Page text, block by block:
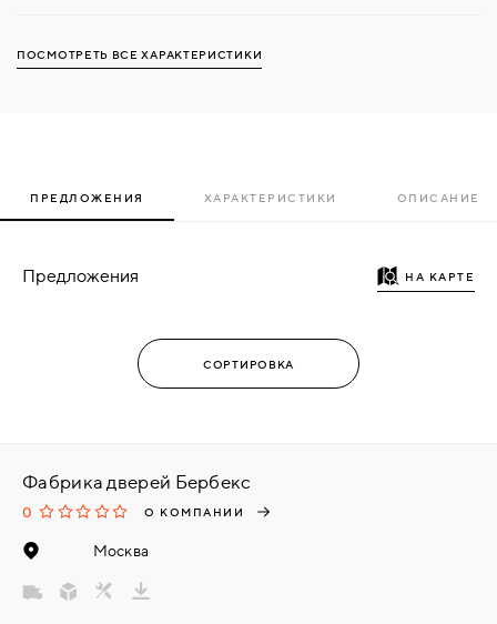
ПОСМОТРЕТЬ ВСЕ ХАРАКТЕРИСТИКИ
ПРЕДЛОЖЕНИЯ ХАРАКТЕРИСТИКИ ОПИСАНИЕ
Предложения НА КАРТЕ
Фабрика дверей Бербекс
0 О КОМПАНИИ
Москва